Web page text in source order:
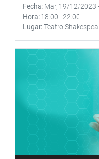
Fecha Mar, 19/12/2023 -
Hora 18:00 - 22:00
Lugar Teatro